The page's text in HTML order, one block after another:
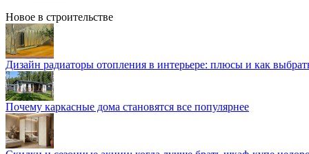
Новое в строительстве
Дизайн радиаторы отопления в интерьере: плюсы и как
Почему каркасные дома становятся все популярнее